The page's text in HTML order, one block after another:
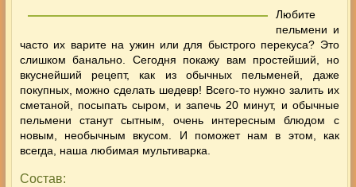
Любите
пельмени и
часто их варите на ужин или для быстрого перекуса? Это
слишком банально. Сегодня покажу вам простейший, но
вкуснейший рецепт, как из обычных пельменей, даже
покупных, можно сделать шедевр! Всего-то нужно залить их
сметаной, посыпать сыром, и запечь 20 минут, и обычные
пельмени станут сытным, очень интересным блюдом с
новым, необычным вкусом. И поможет нам в этом, как
всегда, наша любимая мультиварка.
Состав: